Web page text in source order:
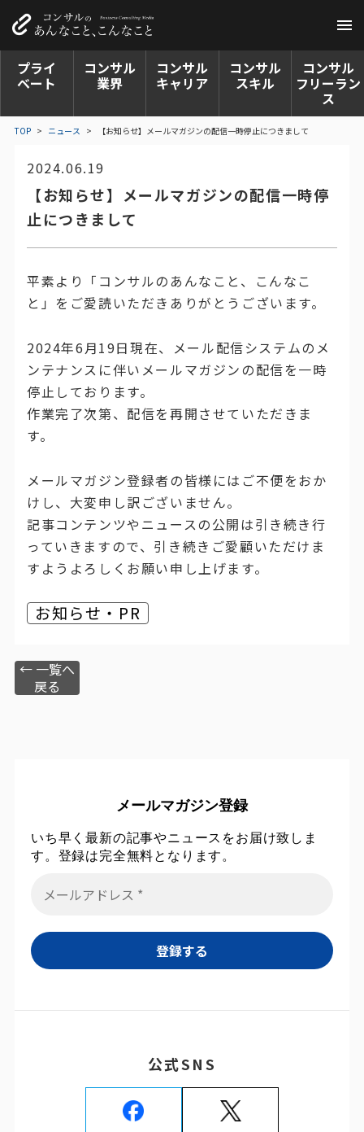
プライ
ベート
コンサル
業界
コンサル
キャリア
コンサル
スキル
コンサル
フリーラン
ス
TOP > ニュース > 【お知らせ】メールマガジンの配信一時停止につきまして
2024.06.19
【お知らせ】メールマガジンの配信一時停
止につきまして
平素より「コンサルのあんなこと、こんなこ
と」をご愛読いただきありがとうございます。
2024年6月19日現在、メール配信システムのメ
ンテナンスに伴いメールマガジンの配信を一時
停止しております。
作業完了次第、配信を再開させていただきま
す。
メールマガジン登録者の皆様にはご不便をおか
けし、大変申し訳ございません。
記事コンテンツやニュースの公開は引き続き行
っていきますので、引き続きご愛顧いただけま
すようよろしくお願い申し上げます。
お知らせ・PR
← 一覧へ
戻る
メールマガジン登録
いち早く最新の記事やニュースをお届け致しま
す。登録は完全無料となります。
公式SNS